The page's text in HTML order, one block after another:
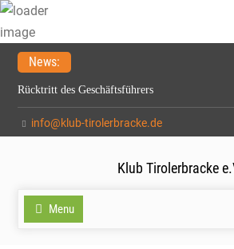
Skip
content
News:
Rücktritt des Geschäftsführers
Meldefrist zur Spezialzuchtschau verlängert
21. Verbandsfährtenschuhprüfung
info@klub-tirolerbracke.de
Klub Tirolerbracke
Menu